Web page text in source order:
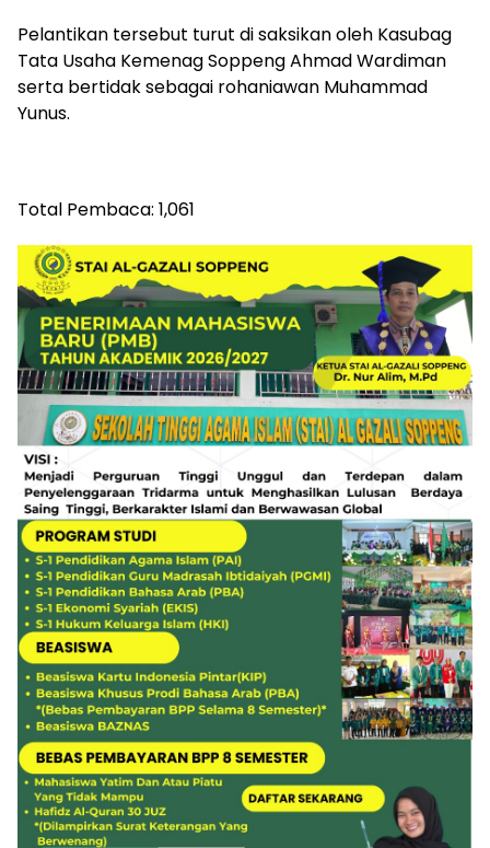
Pelantikan tersebut turut di saksikan oleh Kasubag
Tata Usaha Kemenag Soppeng Ahmad Wardiman
serta bertidak sebagai rohaniawan Muhammad
Yunus.
Total Pembaca: 1,061